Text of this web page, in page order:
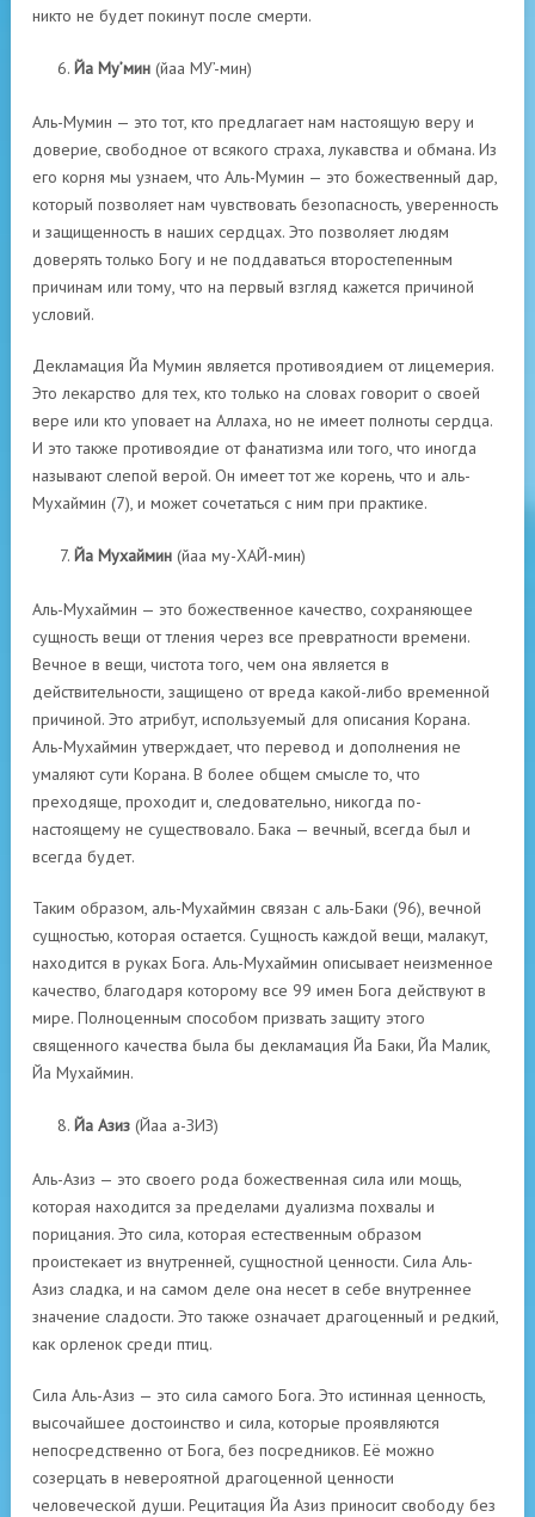
никто не будет покинут после смерти.
Йа Му’мин (йаа МУ’-мин)
Аль-Мумин — это тот, кто предлагает нам настоящую веру и
доверие, свободное от всякого страха, лукавства и обмана. Из
его корня мы узнаем, что Аль-Мумин — это божественный дар,
который позволяет нам чувствовать безопасность, уверенность
и защищенность в наших сердцах. Это позволяет людям
доверять только Богу и не поддаваться второстепенным
причинам или тому, что на первый взгляд кажется причиной
условий.
Декламация Йа Мумин является противоядием от лицемерия.
Это лекарство для тех, кто только на словах говорит о своей
вере или кто уповает на Аллаха, но не имеет полноты сердца.
И это также противоядие от фанатизма или того, что иногда
называют слепой верой. Он имеет тот же корень, что и аль-
Мухаймин (7), и может сочетаться с ним при практике.
Йа Мухаймин (йаа му-ХАЙ-мин)
Аль-Мухаймин — это божественное качество, сохраняющее
сущность вещи от тления через все превратности времени.
Вечное в вещи, чистота того, чем она является в
действительности, защищено от вреда какой-либо временной
причиной. Это атрибут, используемый для описания Корана.
Аль-Мухаймин утверждает, что перевод и дополнения не
умаляют сути Корана. В более общем смысле то, что
преходяще, проходит и, следовательно, никогда по-
настоящему не существовало. Бака — вечный, всегда был и
всегда будет.
Таким образом, аль-Мухаймин связан с аль-Баки (96), вечной
сущностью, которая остается. Сущность каждой вещи, малакут,
находится в руках Бога. Аль-Мухаймин описывает неизменное
качество, благодаря которому все 99 имен Бога действуют в
мире. Полноценным способом призвать защиту этого
священного качества была бы декламация Йа Баки, Йа Малик,
Йа Мухаймин.
Йа Азиз (Йаа а-ЗИЗ)
Аль-Азиз — это своего рода божественная сила или мощь,
которая находится за пределами дуализма похвалы и
порицания. Это сила, которая естественным образом
проистекает из внутренней, сущностной ценности. Сила Аль-
Азиз сладка, и на самом деле она несет в себе внутреннее
значение сладости. Это также означает драгоценный и редкий,
как орленок среди птиц.
Сила Аль-Азиз — это сила самого Бога. Это истинная ценность,
высочайшее достоинство и сила, которые проявляются
непосредственно от Бога, без посредников. Её можно
созерцать в невероятной драгоценной ценности
человеческой души. Рецитация Йа Азиз приносит свободу без